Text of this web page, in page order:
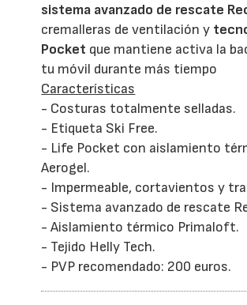
sistema avanzado de rescate
cremalleras de ventilación y
Pocket que mantiene activa la
tu móvil durante más tiempo
Características
- Costuras totalmente selladas.
- Etiqueta Ski Free.
- Life Pocket con aislamiento
Aerogel.
- Impermeable, cortavientos y
- Sistema avanzado de rescate
- Aislamiento térmico Primaloft.
- Tejido Helly Tech.
- PVP recomendado: 200 euros.